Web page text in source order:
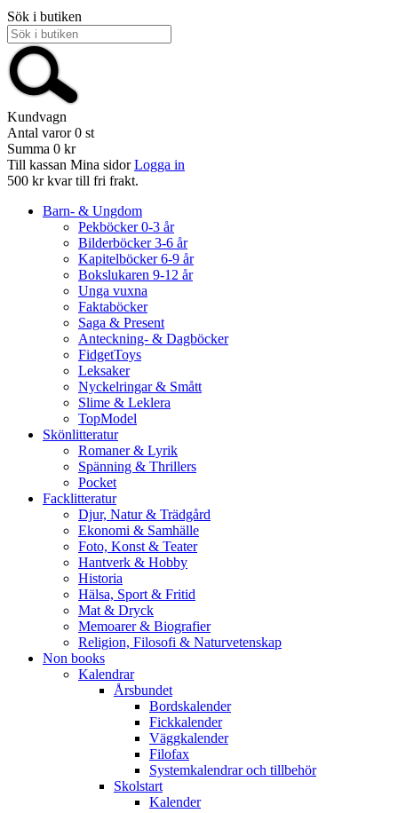
Sök i butiken
Kundvagn
Antal varor 0 st
Summa 0 kr
Till kassan Mina sidor Logga in
500 kr kvar till fri frakt.
Barn- & Ungdom
Pekböcker 0-3 år
Bilderböcker 3-6 år
Kapitelböcker 6-9 år
Bokslukaren 9-12 år
Unga vuxna
Faktaböcker
Saga & Present
Anteckning- & Dagböcker
FidgetToys
Leksaker
Nyckelringar & Smått
Slime & Leklera
TopModel
Skönlitteratur
Romaner & Lyrik
Spänning & Thrillers
Pocket
Facklitteratur
Djur, Natur & Trädgård
Ekonomi & Samhälle
Foto, Konst & Teater
Hantverk & Hobby
Historia
Hälsa, Sport & Fritid
Mat & Dryck
Memoarer & Biografier
Religion, Filosofi & Naturvetenskap
Non books
Kalendrar
Årsbundet
Bordskalender
Fickkalender
Väggkalender
Filofax
Systemkalendrar och tillbehör
Skolstart
Kalender